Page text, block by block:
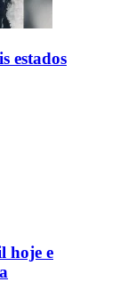
estados
hoje e